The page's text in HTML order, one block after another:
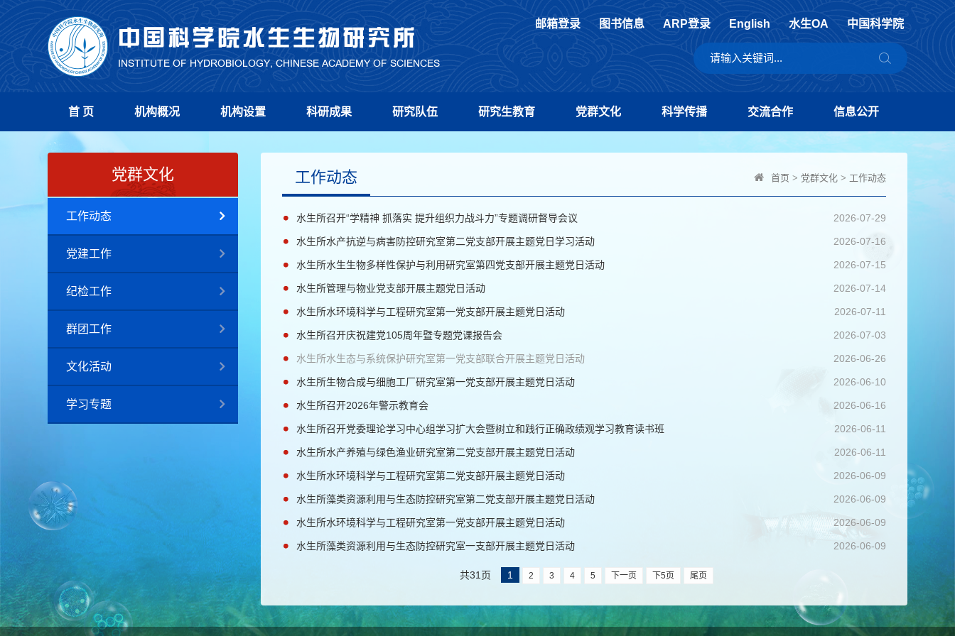
邮箱登录 图书信息 ARP登录 English 水生OA 中国科学院
首 页 机构概况 机构设置 科研成果 研究队伍 研究生教育 党群文化 科学传播 交流合作 信息公开
党群文化
工作动态
党建工作
纪检工作
群团工作
文化活动
学习专题
工作动态 首页 > 党群文化 > 工作动态
2026-07-29
水生所召开“学精神 抓落实 提升组织力战斗力”专题调研督导会议
2026-07-16
水生所水产抗逆与病害防控研究室第二党支部开展主题党日学习活动
2026-07-15
水生所水生生物多样性保护与利用研究室第四党支部开展主题党日活动
2026-07-14
水生所管理与物业党支部开展主题党日活动
2026-07-11
水生所水环境科学与工程研究室第一党支部开展主题党日活动
2026-07-03
水生所召开庆祝建党105周年暨专题党课报告会
2026-06-26
水生所水生态与系统保护研究室第一党支部联合开展主题党日活动
2026-06-10
水生所生物合成与细胞工厂研究室第一党支部开展主题党日活动
2026-06-16
水生所召开2026年警示教育会
2026-06-11
水生所召开党委理论学习中心组学习扩大会暨树立和践行正确政绩观学习教育读书班
2026-06-11
水生所水产养殖与绿色渔业研究室第二党支部开展主题党日活动
2026-06-09
水生所水环境科学与工程研究室第二党支部开展主题党日活动
2026-06-09
水生所藻类资源利用与生态防控研究室第二党支部开展主题党日活动
2026-06-09
水生所水环境科学与工程研究室第一党支部开展主题党日活动
2026-06-09
水生所藻类资源利用与生态防控研究室一支部开展主题党日活动
共31页 1 2 3 4 5 下一页 下5页 尾页